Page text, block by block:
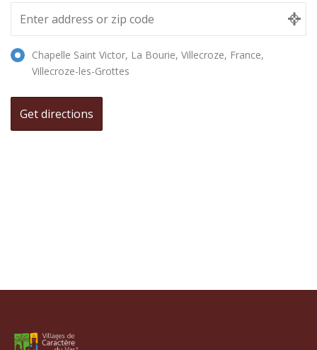
Chapelle Saint Victor, La Bourie, Villecroze, France,
Villecroze-les-Grottes